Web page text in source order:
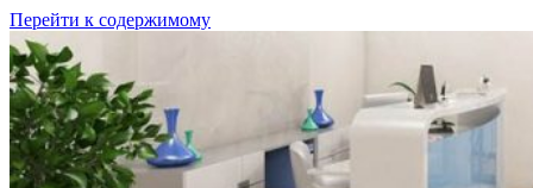
Перейти к содержимому